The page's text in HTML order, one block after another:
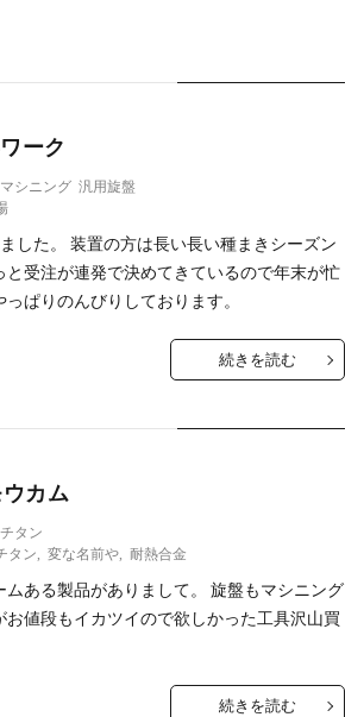
ーク
マシニング 汎用旋盤
した。 装置の方は長い長い種まきシーズン
と受注が連発で決めてきているので年末が忙
ぱりのんびりしております。
続きを読む
カム
チタン
タン ,変な名前や ,耐熱合金
ある製品がありまして。 旋盤もマシニング
お値段もイカツイので欲しかった工具沢山買
続きを読む